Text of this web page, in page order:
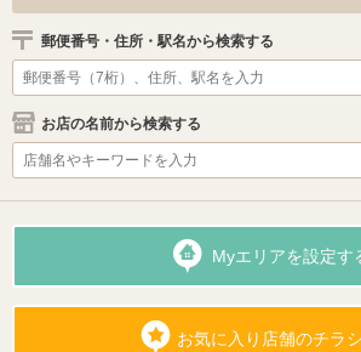
郵便番号・住所・駅名から検索する
お店の名前から検索する
Myエリアを設定す
お気に入り店舗のチラ